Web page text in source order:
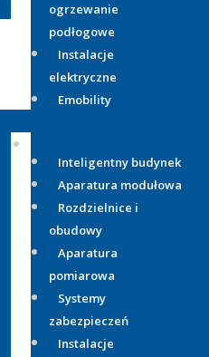
ogrzewanie
podłogowe
Instalacje
elektryczne
Emobility
Inteligentny budynek
Aparatura modułowa
Rozdzielnice i
obudowy
Aparatura
pomiarowa
Systemy
zabezpieczeń
Instalacje